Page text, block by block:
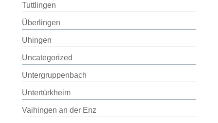
Tuttlingen
Überlingen
Uhingen
Uncategorized
Untergruppenbach
Untertürkheim
Vaihingen an der Enz